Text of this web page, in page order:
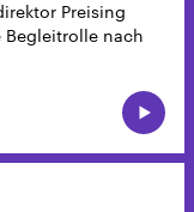
Preising
Begleitrolle nach